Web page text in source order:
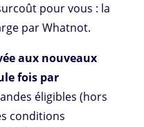
pour vous : la
par Whatnot.
aux nouveaux
fois par
éligibles (hors
conditions